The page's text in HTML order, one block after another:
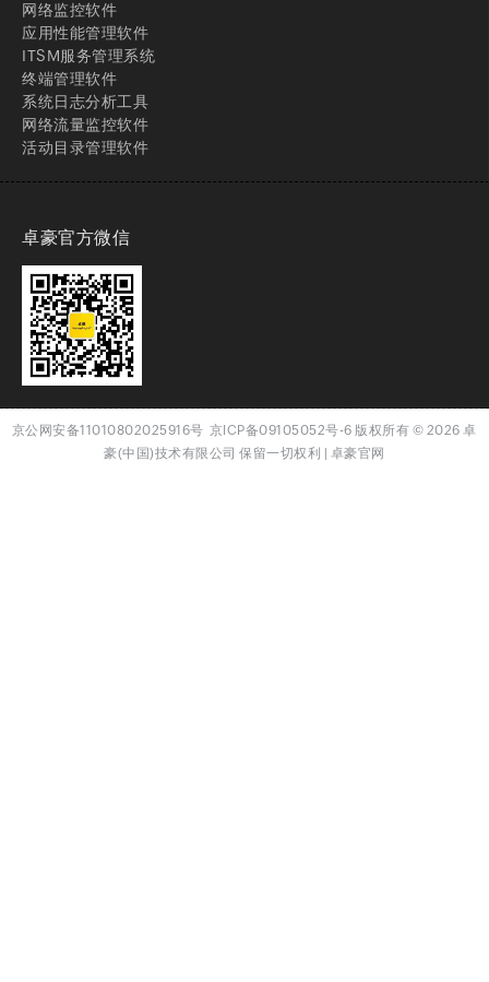
网络监控软件
应用性能管理软件
ITSM服务管理系统
终端管理软件
系统日志分析工具
网络流量监控软件
活动目录管理软件
卓豪官方微信
京公网安备11010802025916号 京ICP备09105052号-6 版权所有 © 2026 卓
豪(中国)技术有限公司 保留一切权利 | 卓豪官网